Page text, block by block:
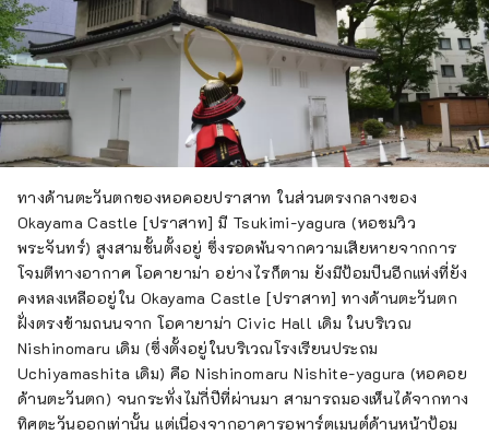
ทางด้านตะวันตกของหอคอยปราสาท ในส่วนตรงกลางของ
Okayama Castle [ปราสาท] มี Tsukimi-yagura (หอชมวิว
พระจันทร์) สูงสามชั้นตั้งอยู่ ซึ่งรอดพ้นจากความเสียหายจากการ
โจมตีทางอากาศ โอคายาม่า อย่างไรก็ตาม ยังมีป้อมปืนอีกแห่งที่ยัง
คงหลงเหลืออยู่ใน Okayama Castle [ปราสาท] ทางด้านตะวันตก
ฝั่งตรงข้ามถนนจาก โอคายาม่า Civic Hall เดิม ในบริเวณ
Nishinomaru เดิม (ซึ่งตั้งอยู่ในบริเวณโรงเรียนประถม
Uchiyamashita เดิม) คือ Nishinomaru Nishite-yagura (หอคอย
ด้านตะวันตก) จนกระทั่งไม่กี่ปีที่ผ่านมา สามารถมองเห็นได้จากทาง
ทิศตะวันออกเท่านั้น แต่เนื่องจากอาคารอพาร์ตเมนต์ด้านหน้าป้อม